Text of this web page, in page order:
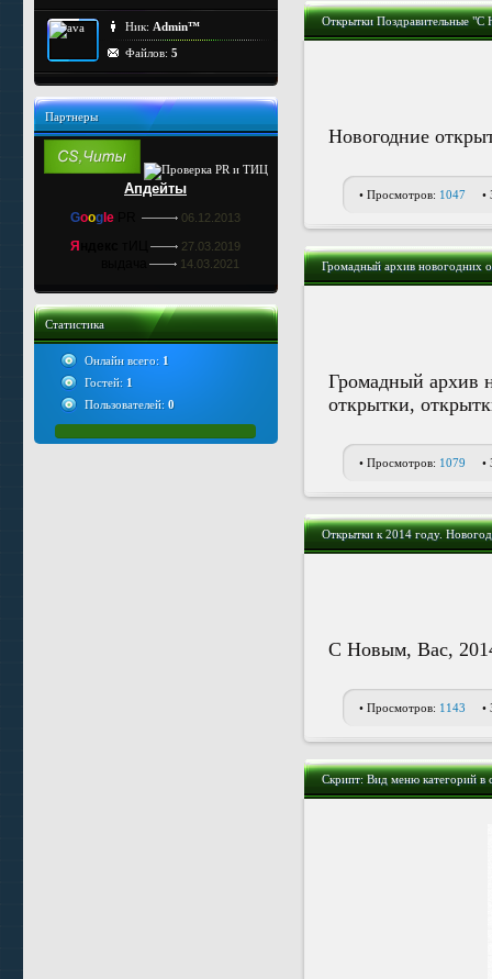
Ник: Admin™
Файлов: 5
Партнеры
Апдейты
Goog le 06.12.2013
Я 27.03.2019
14.03.2021
Статистика
Онлайн всего: 1
Гостей: 1
Пользователей: 0
Открытки Поздравительные
Новогодние
• Просмотров: 1047 •
Громадный архив новогодних
Громадный архив
открытки,
• Просмотров: 1079 •
Открытки к 2014 году.
С Новым, Вас,
• Просмотров: 1143 •
Скрипт: Вид меню категорий в